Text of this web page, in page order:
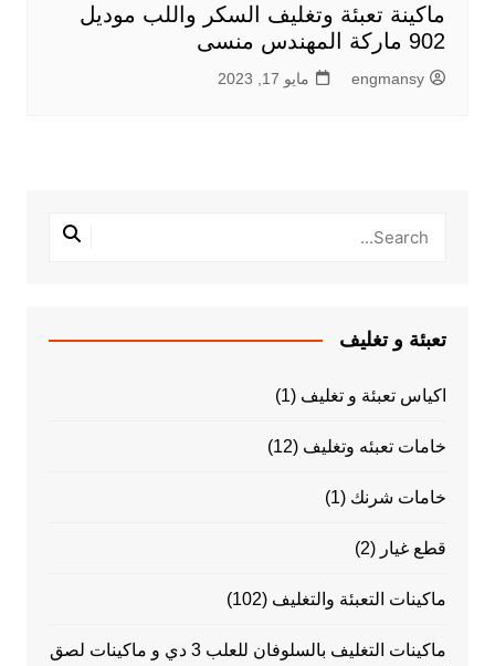
ماكينة تعبئة وتغليف السكر واللب موديل
902 ماركة المهندس منسى
engmansy مايو 17, 2023
تعبئة و تغليف
اكياس تعبئة و تغليف (1)
خامات تعبئه وتغليف (12)
خامات شرنك (1)
قطع غيار (2)
ماكينات التعبئة والتغليف (102)
ماكينات التغليف بالسلوفان للعلب 3 دي و ماكينات لصق